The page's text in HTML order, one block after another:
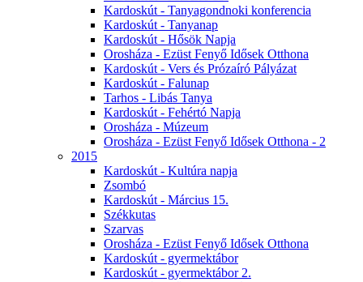
Kardoskút - Tanyagondnoki konferencia
Kardoskút - Tanyanap
Kardoskút - Hősök Napja
Orosháza - Ezüst Fenyő Idősek Otthona
Kardoskút - Vers és Prózaíró Pályázat
Kardoskút - Falunap
Tarhos - Libás Tanya
Kardoskút - Fehértó Napja
Orosháza - Múzeum
Orosháza - Ezüst Fenyő Idősek Otthona - 2
2015
Kardoskút - Kultúra napja
Zsombó
Kardoskút - Március 15.
Székkutas
Szarvas
Orosháza - Ezüst Fenyő Idősek Otthona
Kardoskút - gyermektábor
Kardoskút - gyermektábor 2.